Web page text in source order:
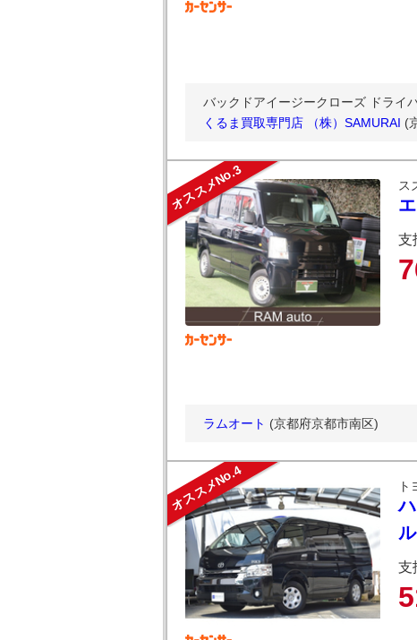
バックドアイージークローズ ドライ
くるま買取専門店 （株）SAMURAI (
オススメNo.3 ス
支
ラムオート (京都府京都市南区)
オススメNo.4 ト
支